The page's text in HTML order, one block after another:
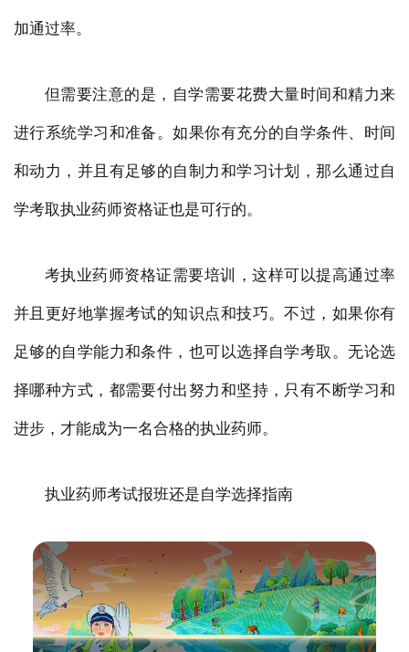
加通过率。
但需要注意的是，自学需要花费大量时间和精力来
进行系统学习和准备。如果你有充分的自学条件、时间
和动力，并且有足够的自制力和学习计划，那么通过自
学考取执业药师资格证也是可行的。
考执业药师资格证需要培训，这样可以提高通过率
并且更好地掌握考试的知识点和技巧。不过，如果你有
足够的自学能力和条件，也可以选择自学考取。无论选
择哪种方式，都需要付出努力和坚持，只有不断学习和
进步，才能成为一名合格的执业药师。
执业药师考试报班还是自学选择指南